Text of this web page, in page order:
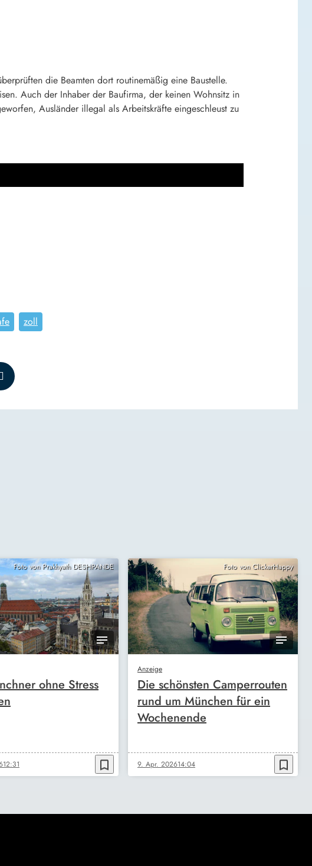
die Beamten dort routinemäßig eine Baustelle.
Auch der Inhaber der Baufirma, der keinen Wohnsitz in
Ausländer illegal als Arbeitskräfte eingeschleust zu
zoll
Foto von Prakhyath DESHPANDE
ohne Stress
12:31 bookmark_border
Foto von ClickerHappy
Anzeige
Die schönsten Camperrouten
rund um München für ein
Wochenende
9. Apr. 202614:04 bookmark_border